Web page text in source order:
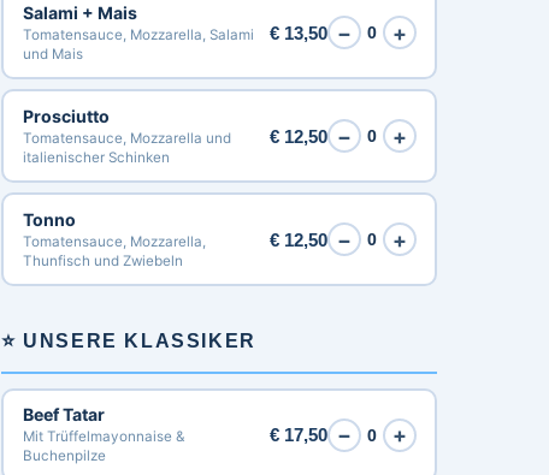
Salami + Mais
Tomatensauce, Mozzarella, Salami
und Mais
€ 13,50 − 0 +
Prosciutto
Tomatensauce, Mozzarella und
italienischer Schinken
€ 12,50 − 0 +
Tonno
Tomatensauce, Mozzarella,
Thunfisch und Zwiebeln
€ 12,50 − 0 +
⭐ UNSERE KLASSIKER
Beef Tatar
Mit Trüffelmayonnaise &
Buchenpilze
€ 17,50 − 0 +